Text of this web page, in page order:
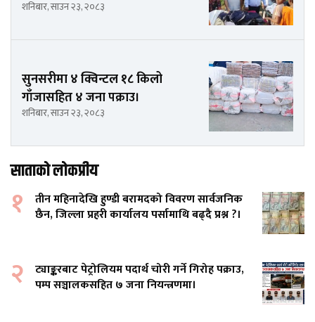
शनिबार, साउन २३, २०८३
सुनसरीमा ४ क्विन्टल १८ किलो
गाँजासहित ४ जना पक्राउ।
शनिबार, साउन २३, २०८३
साताको लोकप्रीय
१
तीन महिनादेखि हुण्डी बरामदको विवरण सार्वजनिक
छैन, जिल्ला प्रहरी कार्यालय पर्सामाथि बढ्दै प्रश्न ?।
२
ट्याङ्करबाट पेट्रोलियम पदार्थ चोरी गर्ने गिरोह पक्राउ,
पम्प सञ्चालकसहित ७ जना नियन्त्रणमा।